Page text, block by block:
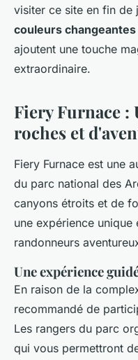
visiter ce site en fin
couleurs changeantes
ajoutent une touche
extraordinaire.
Fiery Furnace :
roches et
Fiery Furnace est une
du parc national des
canyons étroits et de
une expérience
randonneurs
Une expérience
En raison de la
recommandé de
Les rangers du parc
qui vous permettront